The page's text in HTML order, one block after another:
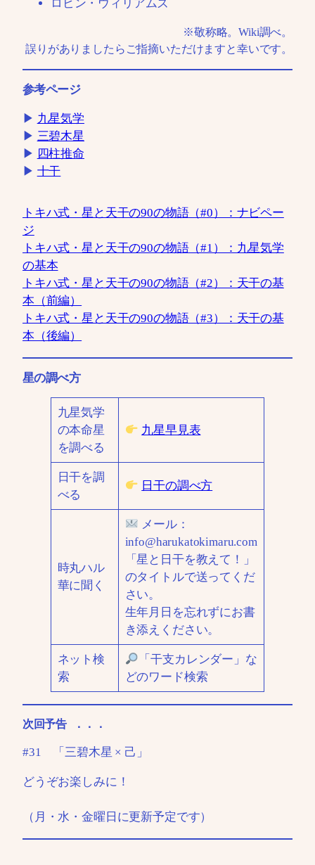
ロビン・ウィリアムズ
※敬称略。Wiki調べ。
誤りがありましたらご指摘いただけますと幸いです。
参考ページ
▶ 九星気学
▶ 三碧木星
▶ 四柱推命
▶ 十干
トキハ式・星と天干の90の物語（#0）：ナビペー
ジ
トキハ式・星と天干の90の物語（#1）：九星気学
の基本
トキハ式・星と天干の90の物語（#2）：天干の基
本（前編）
トキハ式・星と天干の90の物語（#3）：天干の基
本（後編）
星の調べ方
九星気学
の本命星
を調べる
九星早見表
日干を調
べる
日干の調べ方
時丸ハル
華に聞く
メール：
info@harukatokimaru.com
「星と日干を教えて！」
のタイトルで送ってくだ
さい。
生年月日を忘れずにお書
き添えください。
ネット検
索
「干支カレンダー」な
どのワード検索
次回予告 ．．．
#31 「三碧木星 × 己」
どうぞお楽しみに！
（月・水・金曜日に更新予定です）